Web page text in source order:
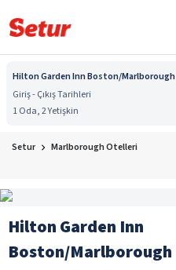
Hilton Garden Inn Boston/Marlborough
Giriş - Çıkış Tarihleri
1 Oda, 2 Yetişkin
Setur Marlborough Otelleri
Hilton Garden Inn
Boston/Marlborough